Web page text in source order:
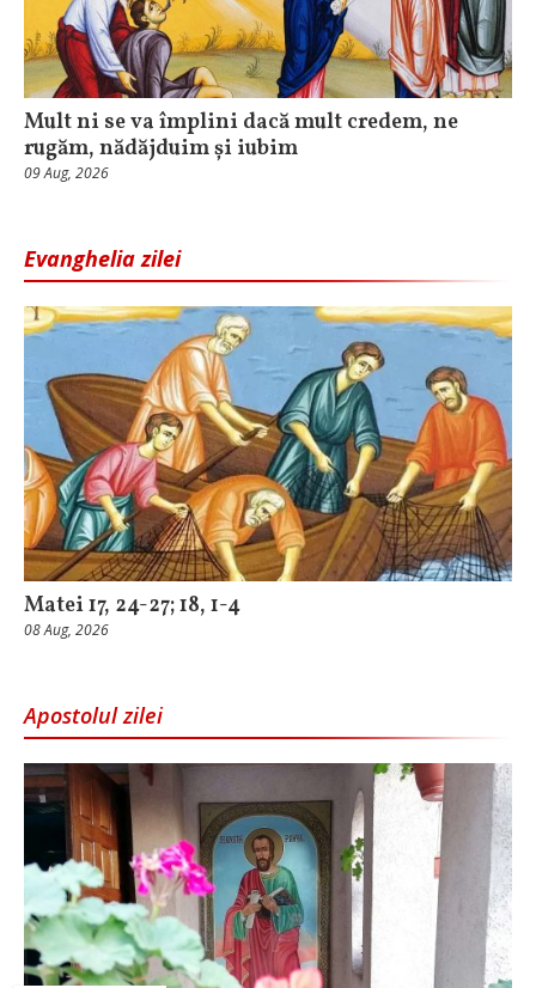
Mult ni se va împlini dacă mult credem, ne
rugăm, nădăjduim și iubim
09 Aug, 2026
Evanghelia zilei
Matei 17, 24-27; 18, 1-4
08 Aug, 2026
Apostolul zilei